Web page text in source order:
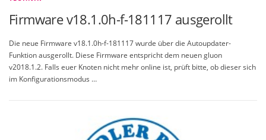
Firmware v18.1.0h-f-181117 ausgerollt
Die neue Firmware v18.1.0h-f-181117 wurde über die Autoupdater-
Funktion ausgerollt. Diese Firmware entspricht dem neuen gluon
v2018.1.2. Falls euer Knoten nicht mehr online ist, prüft bitte, ob dieser sich
im Konfigurationsmodus …